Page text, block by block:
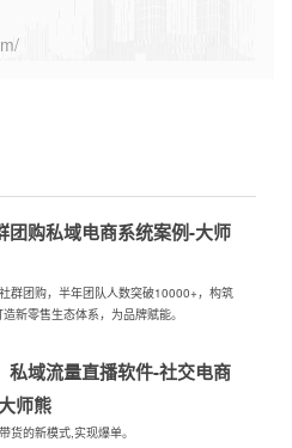
团购私域电商系统案例-大师
群团购，半年团队人数突破10000+，构筑
新零售生态体系，为品牌赋能。
私域流量直播软件-社交电商
师熊
货的新模式,实现爆单。